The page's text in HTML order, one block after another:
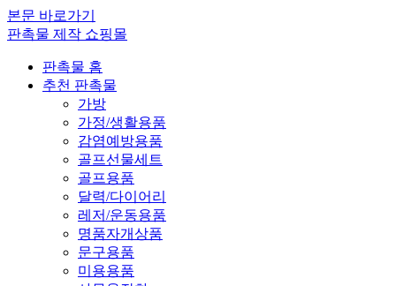
본문 바로가기
판촉물 제작 쇼핑몰
판촉물 홈
추천 판촉물
가방
가정/생활용품
감염예방용품
골프선물세트
골프용품
달력/다이어리
레저/운동용품
명품자개상품
문구용품
미용용품